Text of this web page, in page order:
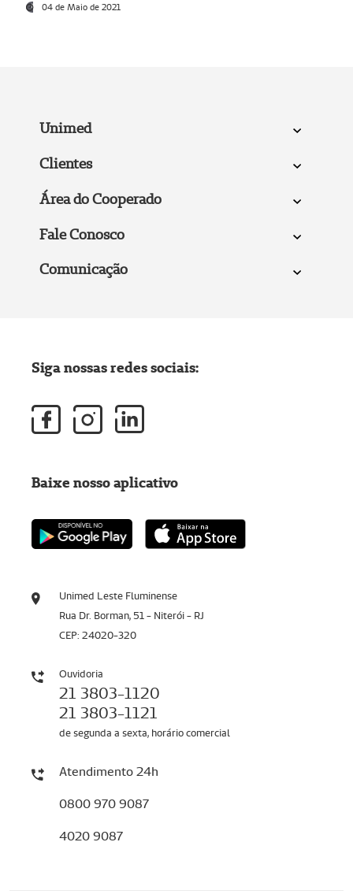
04 de Maio de 2021
Unimed
Clientes
Área do Cooperado
Fale Conosco
Comunicação
Unimed Leste Fluminense
Rua Dr. Borman, 51 - Niterói - RJ
CEP: 24020-320
Ouvidoria
21 3803-1120
21 3803-1121
de segunda a sexta, horário comercial
Atendimento 24h
0800 970 9087
4020 9087
Siga nossas redes sociais:
Baixe nosso aplicativo